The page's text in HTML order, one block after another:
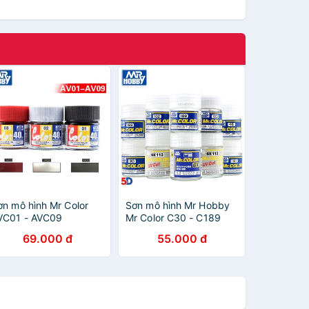
mô hình Mr Color
- AVC09
69.000 đ
Sơn mô hình Mr Hobby
Mr Color C30 - C189
55.000 đ